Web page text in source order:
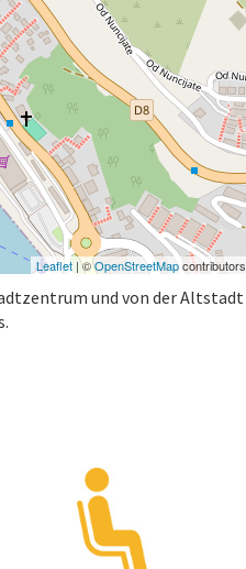
Leaflet | ©OpenStreetMapcontributors
und von der Altstadt